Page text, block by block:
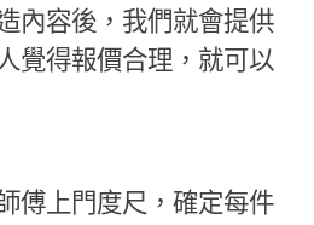
內容後，我們就會提供
覺得報價合理，就可以
傅上門度尺，確定每件